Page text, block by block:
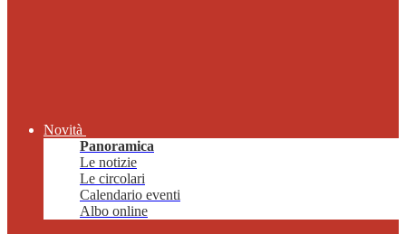
Novità
Panoramica
Le notizie
Le circolari
Calendario eventi
Albo online